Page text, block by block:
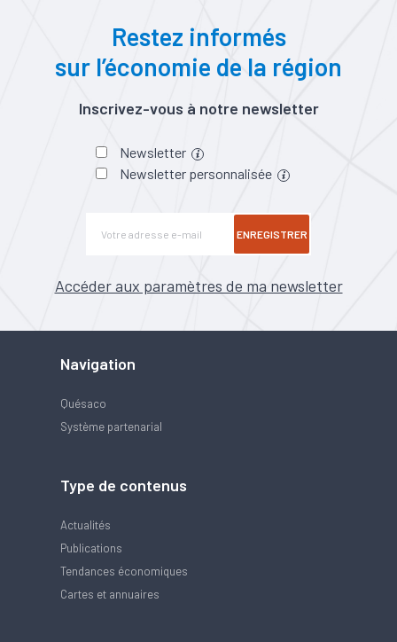
Restez informés
sur l’économie de la région
Inscrivez-vous à notre newsletter
Newsletter
Newsletter personnalisée
ENREGISTRER
Accéder aux paramètres de ma newsletter
Navigation
Quésaco
Système partenarial
Type de contenus
Actualités
Publications
Tendances économiques
Cartes et annuaires